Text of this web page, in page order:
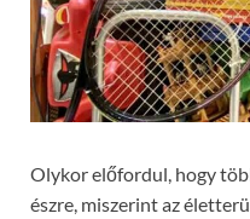
Olykor előfordul, hogy
észre, miszerint az